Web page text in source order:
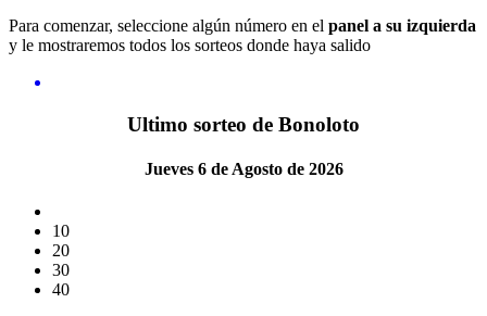
Para comenzar, seleccione algún número en el panel a su izquierda
y le mostraremos todos los sorteos donde haya salido
Ultimo sorteo de Bonoloto
Jueves 6 de Agosto de 2026
10
20
30
40